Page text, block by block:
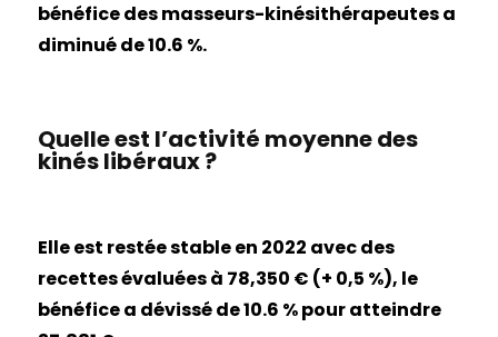
bénéfice des masseurs-kinésithérapeutes a
diminué de 10.6 %.
Quelle est l’activité moyenne des
kinés libéraux ?
Elle est restée stable en 2022 avec des
recettes évaluées à 78,350 € (+ 0,5 %), le
bénéfice a dévissé de 10.6 % pour atteindre